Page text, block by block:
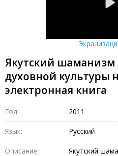
Якутский шаманизм
духовной культуры
электронная книга
Год: 2011
Язык: Русский
Описание:
Якутский